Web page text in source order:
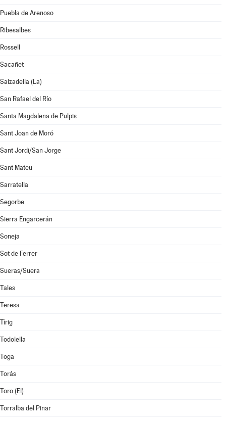
Puebla de Arenoso
Ribesalbes
Rossell
Sacañet
Salzadella (La)
San Rafael del Río
Santa Magdalena de Pulpis
Sant Joan de Moró
Sant Jordi/San Jorge
Sant Mateu
Sarratella
Segorbe
Sierra Engarcerán
Soneja
Sot de Ferrer
Sueras/Suera
Tales
Teresa
Tírig
Todolella
Toga
Torás
Toro (El)
Torralba del Pinar